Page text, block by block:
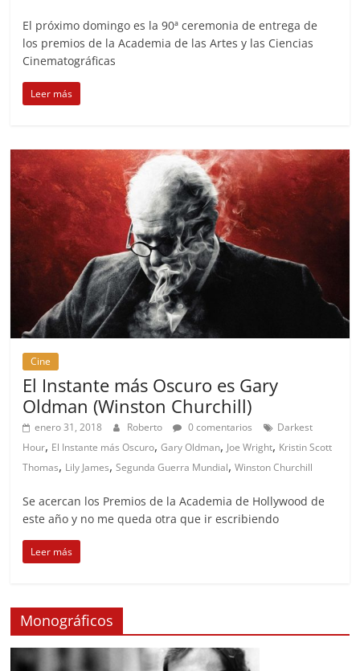
El próximo domingo es la 90ª ceremonia de entrega de
los premios de la Academia de las Artes y las Ciencias
Cinematográficas
Leer más
Cine
El Instante más Oscuro es Gary
Oldman (Winston Churchill)
enero 31, 2018 Roberto 0 comentarios
Darkest
Hour, El Instante más Oscuro,Gary Oldman, Joe Wright, Kristin Scott
Thomas, Lily James,Segunda Guerra Mundial,Winston Churchill
Se acercan los Premios de la Academia de Hollywood de
este año y no me queda otra que ir escribiendo
Leer más
Monográficos